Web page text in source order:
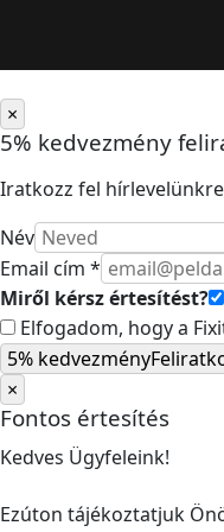
×
5% kedvezmény
Iratkozz fel
Név
Email cím *
Miről kérsz értesítést?
Elfogadom, hogy a
5% kedvezmény
×
Fontos értesítés
Kedves Ügyfeleink!
Ezúton tájékoztatjuk